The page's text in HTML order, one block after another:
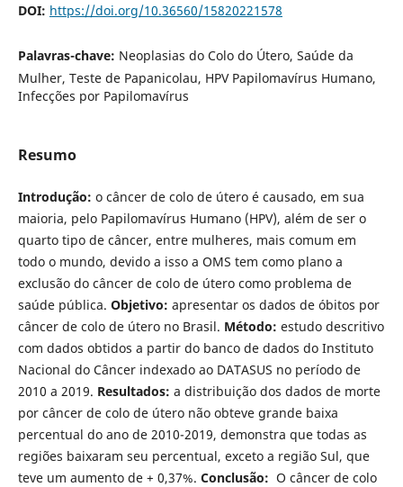
DOI: https://doi.org/10.36560/15820221578
Palavras-chave: Neoplasias do Colo do Útero, Saúde da
Mulher, Teste de Papanicolau, HPV Papilomavírus Humano,
Infecções por Papilomavírus
Resumo
Introdução: o câncer de colo de útero é causado, em sua
maioria, pelo Papilomavírus Humano (HPV), além de ser o
quarto tipo de câncer, entre mulheres, mais comum em
todo o mundo, devido a isso a OMS tem como plano a
exclusão do câncer de colo de útero como problema de
saúde pública. Objetivo: apresentar os dados de óbitos por
câncer de colo de útero no Brasil. Método: estudo descritivo
com dados obtidos a partir do banco de dados do Instituto
Nacional do Câncer indexado ao DATASUS no período de
2010 a 2019. Resultados: a distribuição dos dados de morte
por câncer de colo de útero não obteve grande baixa
percentual do ano de 2010-2019, demonstra que todas as
regiões baixaram seu percentual, exceto a região Sul, que
teve um aumento de + 0,37%. Conclusão: O câncer de colo